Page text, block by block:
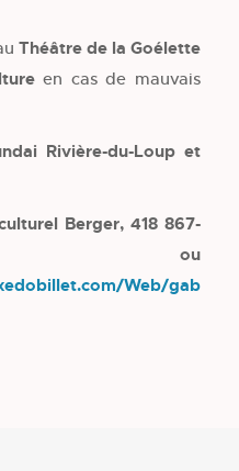
Théâtre de la Goélette
en cas de mauvais
Rivière-du-Loup et
Berger, 418 867-
ou
Web/gab